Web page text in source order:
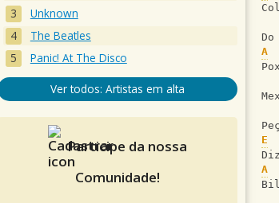
A
E
A
Unknown
The Beatles
Panic! At The Disco
Ver todos: Artistas em alta
Participe da nossa
Comunidade!